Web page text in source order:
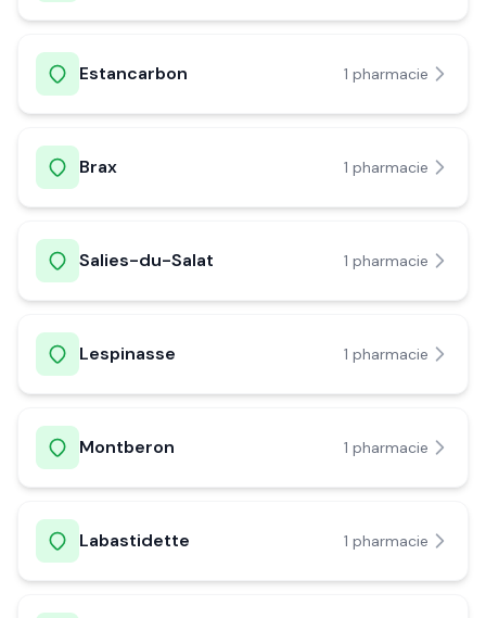
Estancarbon 1 pharmacie
Brax 1 pharmacie
Salies-du-Salat 1 pharmacie
Lespinasse 1 pharmacie
Montberon 1 pharmacie
Labastidette 1 pharmacie